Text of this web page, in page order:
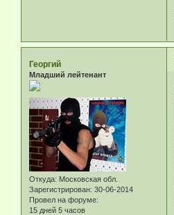
Георгий
Младший лейтенант
Откуда: Московская обл.
Зарегистрирован: 30-06-2014
Провел на форуме:
15 дней 5 часов